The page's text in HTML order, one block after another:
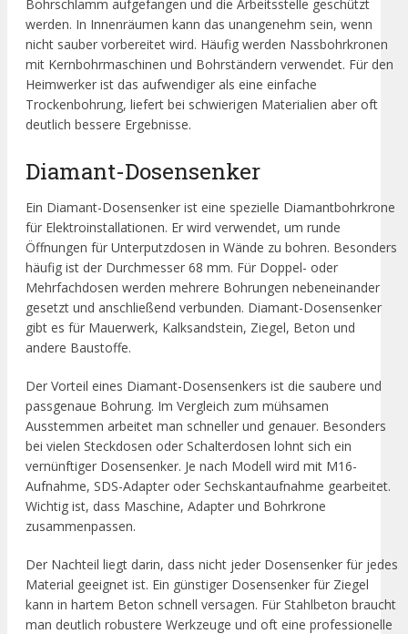
Bohrschlamm aufgefangen und die Arbeitsstelle geschützt
werden. In Innenräumen kann das unangenehm sein, wenn
nicht sauber vorbereitet wird. Häufig werden Nassbohrkronen
mit Kernbohrmaschinen und Bohrständern verwendet. Für den
Heimwerker ist das aufwendiger als eine einfache
Trockenbohrung, liefert bei schwierigen Materialien aber oft
deutlich bessere Ergebnisse.
Diamant-Dosensenker
Ein Diamant-Dosensenker ist eine spezielle Diamantbohrkrone
für Elektroinstallationen. Er wird verwendet, um runde
Öffnungen für Unterputzdosen in Wände zu bohren. Besonders
häufig ist der Durchmesser 68 mm. Für Doppel- oder
Mehrfachdosen werden mehrere Bohrungen nebeneinander
gesetzt und anschließend verbunden. Diamant-Dosensenker
gibt es für Mauerwerk, Kalksandstein, Ziegel, Beton und
andere Baustoffe.
Der Vorteil eines Diamant-Dosensenkers ist die saubere und
passgenaue Bohrung. Im Vergleich zum mühsamen
Ausstemmen arbeitet man schneller und genauer. Besonders
bei vielen Steckdosen oder Schalterdosen lohnt sich ein
vernünftiger Dosensenker. Je nach Modell wird mit M16-
Aufnahme, SDS-Adapter oder Sechskantaufnahme gearbeitet.
Wichtig ist, dass Maschine, Adapter und Bohrkrone
zusammenpassen.
Der Nachteil liegt darin, dass nicht jeder Dosensenker für jedes
Material geeignet ist. Ein günstiger Dosensenker für Ziegel
kann in hartem Beton schnell versagen. Für Stahlbeton braucht
man deutlich robustere Werkzeuge und oft eine professionelle